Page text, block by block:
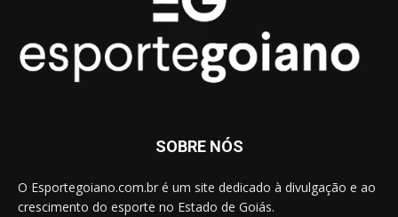
SOBRE NÓS
O Esportegoiano.com.br é um site dedicado à divulgação e ao
crescimento do esporte no Estado de Goiás.